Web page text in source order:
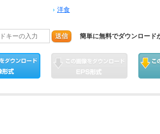
洋食
送信 簡単に無料でダウンロード